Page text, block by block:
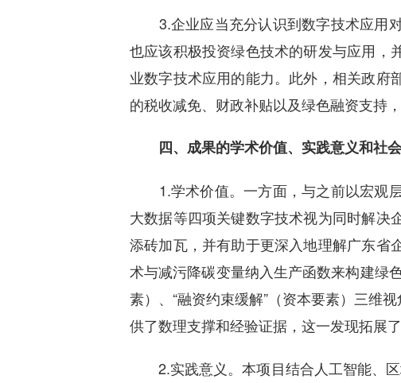
3.企业应当充分认识到数字技术应用对
也应该积极投资绿色技术的研发与应用，
业数字技术应用的能力。此外，相关政府
的税收减免、财政补贴以及绿色融资支持
四、成果的学术价值、实践意义和社
1.学术价值。一方面，与之前以宏观层
大数据等四项关键数字技术视为同时解决
添砖加瓦，并有助于更深入地理解广东省
术与减污降碳变量纳入生产函数来构建绿
素）、“融资约束缓解”（资本要素）三维
供了数理支撑和经验证据，这一发现拓展
2.实践意义。本项目结合人工智能、区